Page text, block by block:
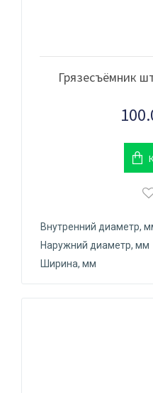
Грязесъёмник
Внутренний диаметр,
Наружний диаметр, мм
Ширина, мм